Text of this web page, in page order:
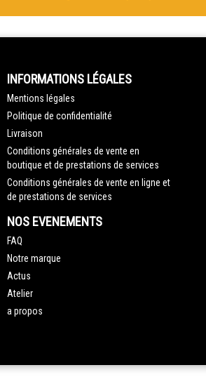
INFORMATIONS LÉGALES
Mentions légales
Politique de confidentialité
Livraison
Conditions générales de vente en
boutique et de prestations de services
Conditions générales de vente en ligne et
de prestations de services
NOS EVENEMENTS
FAQ
Notre marque
Actus
Atelier
a propos